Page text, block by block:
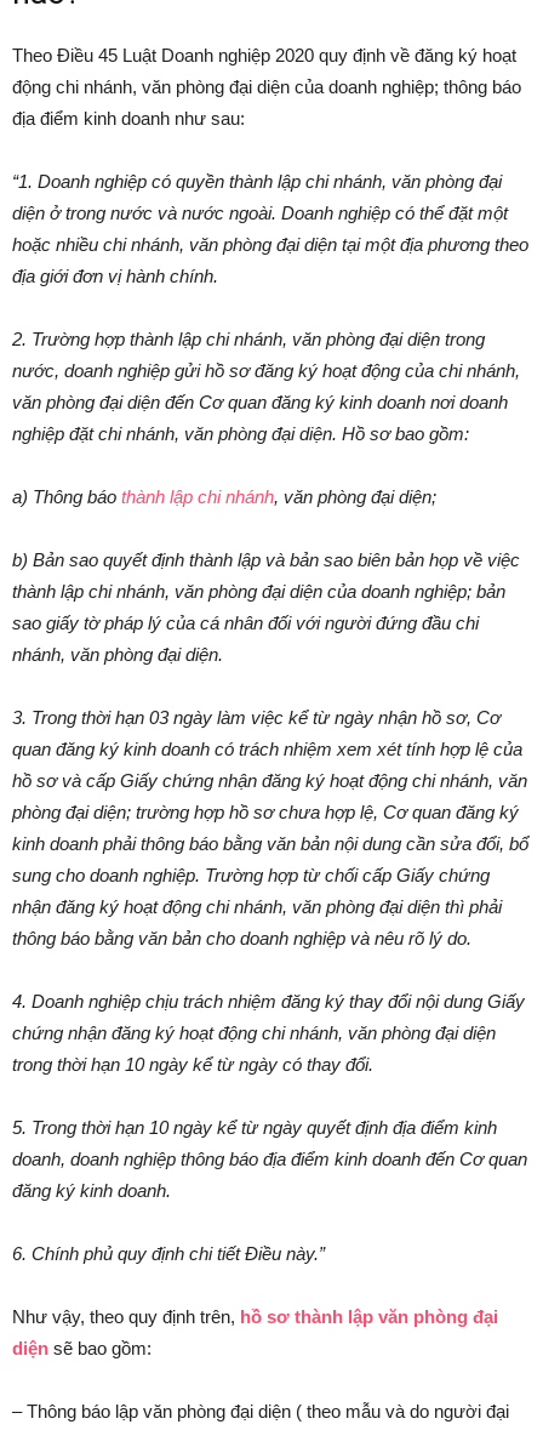
Theo Điều 45 Luật Doanh nghiệp 2020 quy định về đăng ký hoạt
động chi nhánh, văn phòng đại diện của doanh nghiệp; thông báo
địa điểm kinh doanh như sau:
“1. Doanh nghiệp có quyền thành lập chi nhánh, văn phòng đại
diện ở trong nước và nước ngoài. Doanh nghiệp có thể đặt một
hoặc nhiều chi nhánh, văn phòng đại diện tại một địa phương theo
địa giới đơn vị hành chính.
2. Trường hợp thành lập chi nhánh, văn phòng đại diện trong
nước, doanh nghiệp gửi hồ sơ đăng ký hoạt động của chi nhánh,
văn phòng đại diện đến Cơ quan đăng ký kinh doanh nơi doanh
nghiệp đặt chi nhánh, văn phòng đại diện. Hồ sơ bao gồm:
a) Thông báo thành lập chi nhánh, văn phòng đại diện;
b) Bản sao quyết định thành lập và bản sao biên bản họp về việc
thành lập chi nhánh, văn phòng đại diện của doanh nghiệp; bản
sao giấy tờ pháp lý của cá nhân đối với người đứng đầu chi
nhánh, văn phòng đại diện.
3. Trong thời hạn 03 ngày làm việc kể từ ngày nhận hồ sơ, Cơ
quan đăng ký kinh doanh có trách nhiệm xem xét tính hợp lệ của
hồ sơ và cấp Giấy chứng nhận đăng ký hoạt động chi nhánh, văn
phòng đại diện; trường hợp hồ sơ chưa hợp lệ, Cơ quan đăng ký
kinh doanh phải thông báo bằng văn bản nội dung cần sửa đổi, bổ
sung cho doanh nghiệp. Trường hợp từ chối cấp Giấy chứng
nhận đăng ký hoạt động chi nhánh, văn phòng đại diện thì phải
thông báo bằng văn bản cho doanh nghiệp và nêu rõ lý do.
4. Doanh nghiệp chịu trách nhiệm đăng ký thay đổi nội dung Giấy
chứng nhận đăng ký hoạt động chi nhánh, văn phòng đại diện
trong thời hạn 10 ngày kể từ ngày có thay đổi.
5. Trong thời hạn 10 ngày kể từ ngày quyết định địa điểm kinh
doanh, doanh nghiệp thông báo địa điểm kinh doanh đến Cơ quan
đăng ký kinh doanh.
6. Chính phủ quy định chi tiết Điều này.”
Như vậy, theo quy định trên, hồ sơ thành lập văn phòng đại
diện sẽ bao gồm:
– Thông báo lập văn phòng đại diện ( theo mẫu và do người đại